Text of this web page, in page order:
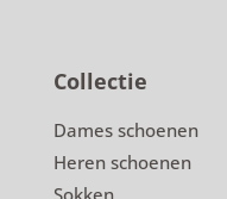
Collectie
Dames schoenen
Heren schoenen
Sokken